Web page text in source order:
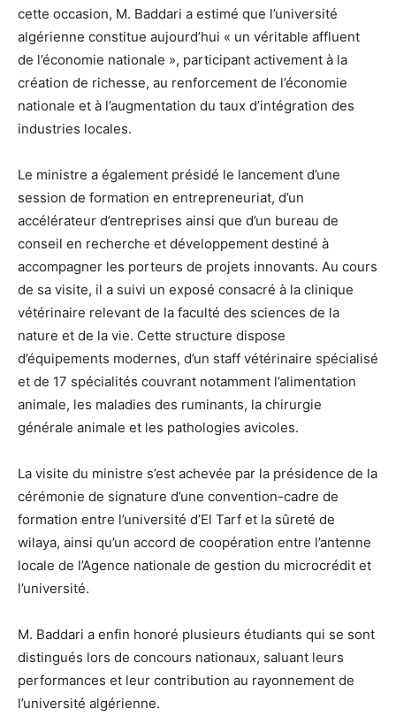
cette occasion, M. Baddari a estimé que l’université
algérienne constitue aujourd’hui « un véritable affluent
de l’économie nationale », participant activement à la
création de richesse, au renforcement de l’économie
nationale et à l’augmentation du taux d’intégration des
industries locales.
Le ministre a également présidé le lancement d’une
session de formation en entrepreneuriat, d’un
accélérateur d’entreprises ainsi que d’un bureau de
conseil en recherche et développement destiné à
accompagner les porteurs de projets innovants. Au cours
de sa visite, il a suivi un exposé consacré à la clinique
vétérinaire relevant de la faculté des sciences de la
nature et de la vie. Cette structure dispose
d’équipements modernes, d’un staff vétérinaire spécialisé
et de 17 spécialités couvrant notamment l’alimentation
animale, les maladies des ruminants, la chirurgie
générale animale et les pathologies avicoles.
La visite du ministre s’est achevée par la présidence de la
cérémonie de signature d’une convention-cadre de
formation entre l’université d’El Tarf et la sûreté de
wilaya, ainsi qu’un accord de coopération entre l’antenne
locale de l’Agence nationale de gestion du microcrédit et
l’université.
M. Baddari a enfin honoré plusieurs étudiants qui se sont
distingués lors de concours nationaux, saluant leurs
performances et leur contribution au rayonnement de
l’université algérienne.